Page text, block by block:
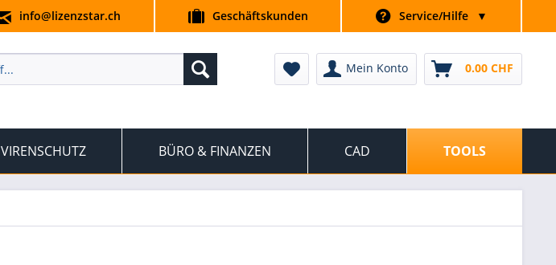
info@lizenzstar.ch Geschäftskunden Service/Hilfe ▼
Mein Konto 0.00 CHF
VIRENSCHUTZ BÜRO & FINANZEN CAD TOOLS